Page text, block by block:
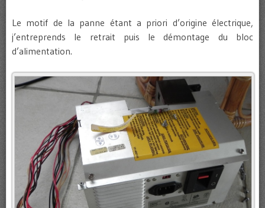
Le motif de la panne étant a priori d’origine électrique,
j’entreprends le retrait puis le démontage du bloc
d’alimentation.